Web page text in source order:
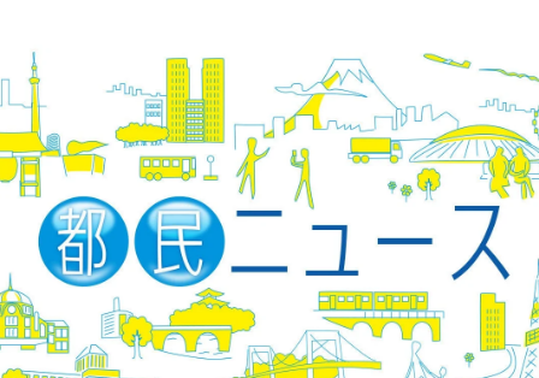
イベント・グッズ
YouTube
会社情報